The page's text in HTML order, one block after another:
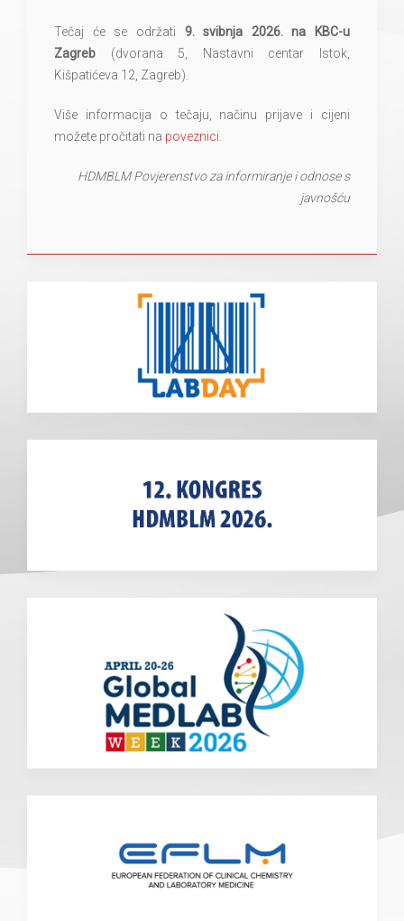
Tečaj će se održati 9. svibnja 2026. na KBC-u
Zagreb (dvorana 5, Nastavni centar Istok,
Kišpatićeva 12, Zagreb).
Više informacija o tečaju, načinu prijave i cijeni
možete pročitati na poveznici
HDMBLM Povjerenstvo za informiranje i odnose s
javnošću